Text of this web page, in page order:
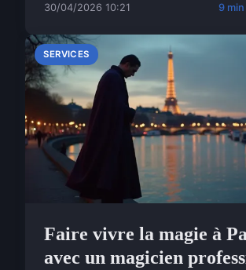
30/04/2026 10:21 9
SERVICES
Faire vivre la magie à
avec un magicien